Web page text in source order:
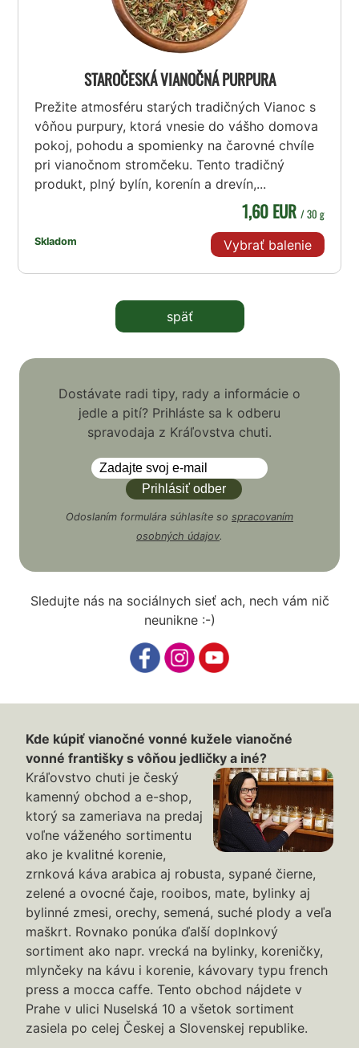
STAROČESKÁ VIANOČNÁ PURPURA
Prežite atmosféru starých tradičných Vianoc s
vôňou purpury, ktorá vnesie do vášho domova
pokoj, pohodu a spomienky na čarovné chvíle
pri vianočnom stromčeku. Tento tradičný
produkt, plný bylín, korenín a drevín,...
Skladom
1,60 EUR / 30 g
Vybrať balenie
späť
Dostávate radi tipy, rady a informácie o
jedle a pití? Prihláste sa k odberu
spravodaja z Kráľovstva chuti.
Odoslaním formulára súhlasíte so spracovaním
osobných údajov.
Sledujte nás na sociálnych sieť ach, nech vám nič
neunikne :-)
Kde kúpiť vianočné vonné kužele vianočné
vonné františky s vôňou jedličky a iné?
Kráľovstvo chuti je český
kamenný obchod a e-shop,
ktorý sa zameriava na predaj
voľne váženého sortimentu
ako je kvalitné korenie,
zrnková káva arabica aj robusta, sypané čierne,
zelené a ovocné čaje, rooibos, mate, bylinky aj
bylinné zmesi, orechy, semená, suché plody a veľa
maškrt. Rovnako ponúka ďalší doplnkový
sortiment ako napr. vrecká na bylinky, koreničky,
mlynčeky na kávu i korenie, kávovary typu french
press a mocca caffe. Tento obchod nájdete v
Prahe v ulici Nuselská 10 a všetok sortiment
zasiela po celej Českej a Slovenskej republike.